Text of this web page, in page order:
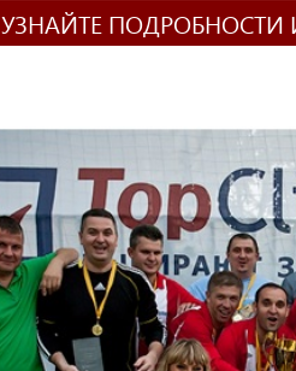
УЗНАЙТЕ ПОДРОБНОСТИ